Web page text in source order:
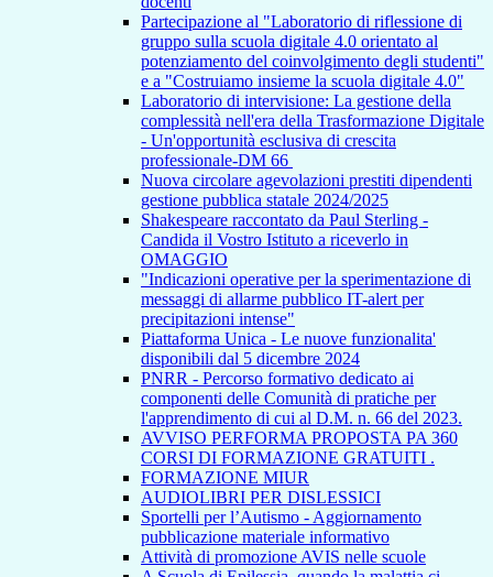
Partecipazione al "Laboratorio di riflessione di
gruppo sulla scuola digitale 4.0 orientato al
potenziamento del coinvolgimento degli studenti"
e a "Costruiamo insieme la scuola digitale 4.0"
Laboratorio di intervisione: La gestione della
complessità nell'era della Trasformazione Digitale
- Un'opportunità esclusiva di crescita
professionale-DM 66
Nuova circolare agevolazioni prestiti dipendenti
gestione pubblica statale 2024/2025
Shakespeare raccontato da Paul Sterling -
Candida il Vostro Istituto a riceverlo in
OMAGGIO
"Indicazioni operative per la sperimentazione di
messaggi di allarme pubblico IT-alert per
precipitazioni intense"
Piattaforma Unica - Le nuove funzionalita'
disponibili dal 5 dicembre 2024
PNRR - Percorso formativo dedicato ai
componenti delle Comunità di pratiche per
l'apprendimento di cui al D.M. n. 66 del 2023.
AVVISO PERFORMA PROPOSTA PA 360
CORSI DI FORMAZIONE GRATUITI .
FORMAZIONE MIUR
AUDIOLIBRI PER DISLESSICI
Sportelli per l’Autismo - Aggiornamento
pubblicazione materiale informativo
Attività di promozione AVIS nelle scuole